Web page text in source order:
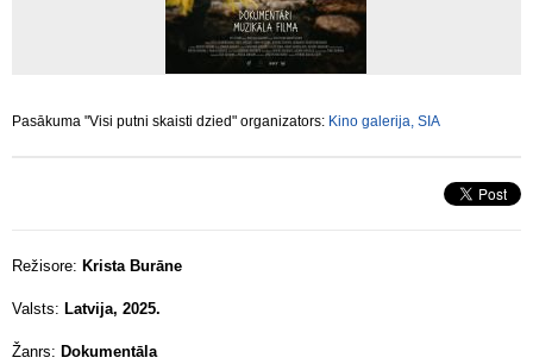
Pasākuma "Visi putni skaisti dzied" organizators: Kino galerija, SIA
Režisore: Krista Burāne
Valsts: Latvija, 2025.
Žanrs: Dokumentāla